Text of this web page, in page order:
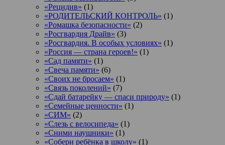
«Рецидив» (1)
«РОДИТЕЛЬСКИЙ КОНТРОЛЬ» (1)
«Ромашка безопасности» (2)
«Росгвардия Драйв» (3)
«Росгвардия. В особых условиях» (1)
«Россия — страна героев!» (1)
«Сад памяти» (1)
«Свеча памяти» (6)
«Своих не бросаем» (1)
«Связь поколений» (7)
«Сдай батарейку — спаси природу» (1)
«Семейные ценности» (1)
«СИМ» (2)
«Слезь с велосипеда» (1)
«Сними наушники» (1)
«Собери ребёнка в школу» (1)